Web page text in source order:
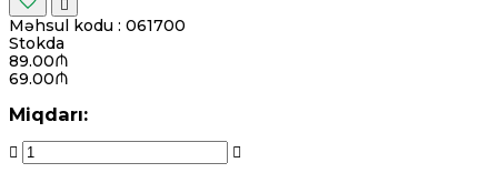
Məhsul kodu : 061700
Stokda
89.00₼
69.00₼
Miqdarı: